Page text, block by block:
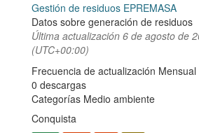
Gestión de residuos EPREMASA
Datos sobre generación de residuos
Última actualización 6 de agosto de
(UTC+00:00)
Frecuencia de actualización Mensual
0 descargas
Categorías Medio ambiente
Conquista